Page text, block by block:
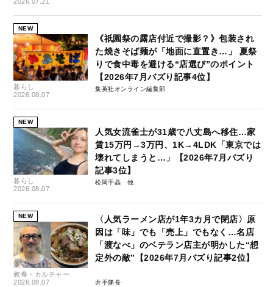
NEW
暮らし
2026.08.07
《祇園祭の露店付近で撮影？》包装され
た焼きそば麺が「地面に直置き…」 夏祭
りで食中毒を避ける“店選び”のポイント
【2026年7月バズり記事4位】
集英社オンライン編集部
NEW
暮らし
2026.08.07
人気女流雀士が31歳で八丈島へ移住…家
賃15万円→3万円、1K→4LDK「東京では
壊れてしまうと…」【2026年7月バズり
記事3位】
松岡千晶
NEW
教養・カルチャー
2026.08.07
〈人気ラーメン店が1年3カ月で閉店〉原
因は「味」でも「売上」でもなく…名店
「渡なべ」のベテラン店主が明かした“想
定外の敵”【2026年7月バズり記事2位】
井手隊長